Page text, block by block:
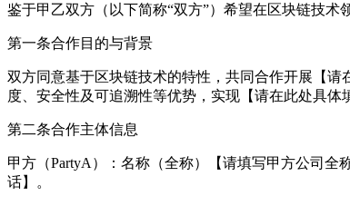
鉴于甲乙双方（以下简称“双方”）希望在区块链技术
第一条合作目的与背景
双方同意基于区块链技术的特性，共同合作开展【
度、安全性及可追溯性等优势，实现【请在此处具
第二条合作主体信息
甲方（PartyA）：名称（全称）【请填写甲方公司
话】。